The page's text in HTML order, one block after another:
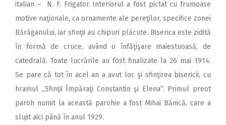
italian – N. F. Frigator. Interiorul a fost pictat cu frumoase
motive naţionale, ca ornamente ale pereţilor, specifice zonei
Bărăganului, iar sfinţii au chipuri plăcute. Biserica este zidită
în formă de cruce, având o înfăţişare maiestuoasă, de
catedrală. Toate lucrările au fost finalizate la 26 mai 1914.
Se pare că tot în acel an a avut loc şi sfinţirea bisericii, cu
hramul „Sfinţii Împăraţi Constantin şi Elena”. Primul preot
paroh numit la această parohie a fost Mihai Bănică, care a
slujit aici până în anul 1929.